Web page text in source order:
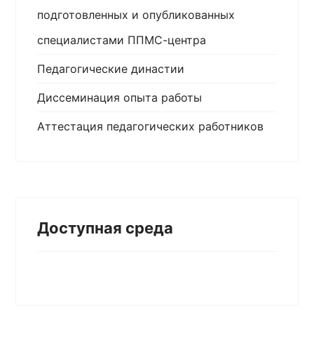
подготовленных и опубликованных
специалистами ППМС-центра
Педагогические династии
Диссеминация опыта работы
Аттестация педагогических работников
Доступная среда